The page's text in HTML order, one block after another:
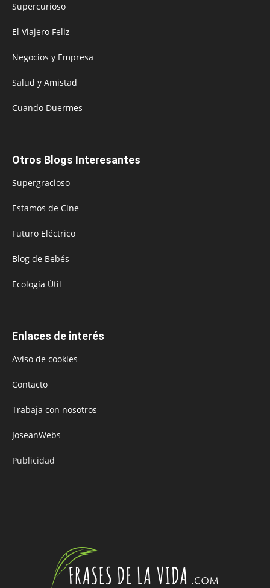
Supercurioso
El Viajero Feliz
Negocios y Empresa
Salud y Amistad
Cuando Duermes
Otros Blogs Interesantes
Supergracioso
Estamos de Cine
Futuro Eléctrico
Blog de Bebés
Ecología Útil
Enlaces de interés
Aviso de cookies
Contacto
Trabaja con nosotros
JoseanWebs
Publicidad